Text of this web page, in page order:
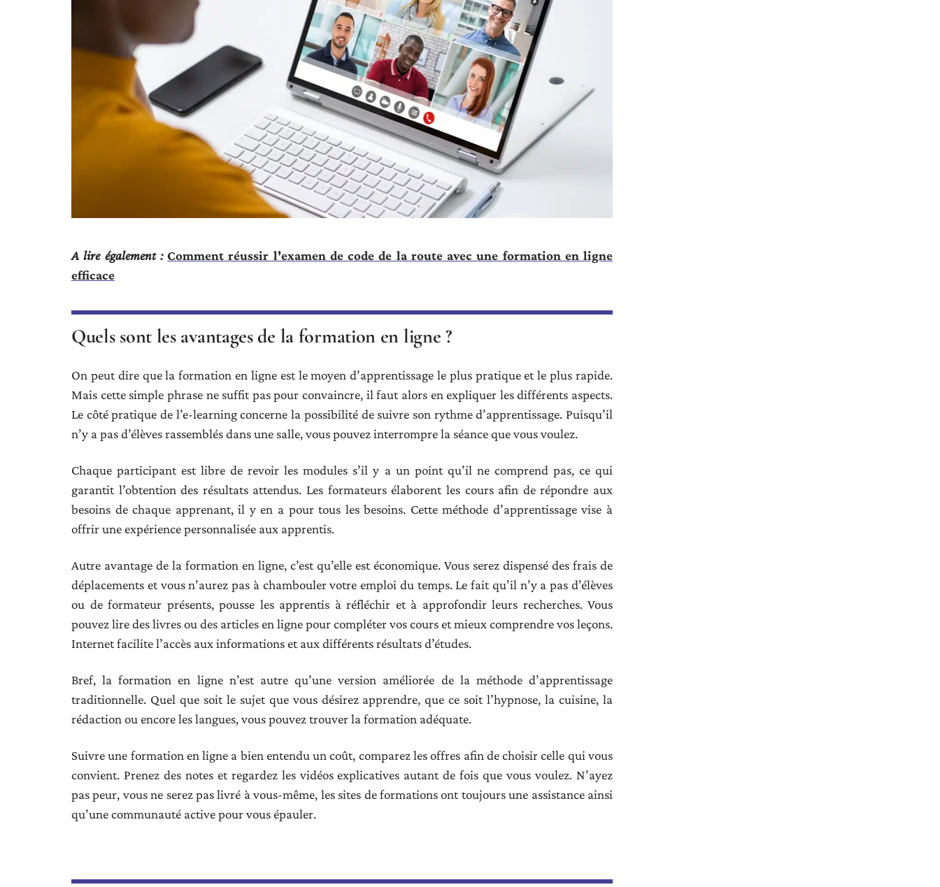
A lire également : Comment réussir l'examen de code de la route avec une formation en ligne
efficace
Quels sont les avantages de la formation en ligne ?
On peut dire que la formation en ligne est le moyen d’apprentissage le plus pratique et le plus rapide.
Mais cette simple phrase ne suffit pas pour convaincre, il faut alors en expliquer les différents aspects.
Le côté pratique de l’e-learning concerne la possibilité de suivre son rythme d’apprentissage. Puisqu’il
n’y a pas d’élèves rassemblés dans une salle, vous pouvez interrompre la séance que vous voulez.
Chaque participant est libre de revoir les modules s’il y a un point qu’il ne comprend pas, ce qui
garantit l’obtention des résultats attendus. Les formateurs élaborent les cours afin de répondre aux
besoins de chaque apprenant, il y en a pour tous les besoins. Cette méthode d’apprentissage vise à
offrir une expérience personnalisée aux apprentis.
Autre avantage de la formation en ligne, c’est qu’elle est économique. Vous serez dispensé des frais de
déplacements et vous n’aurez pas à chambouler votre emploi du temps. Le fait qu’il n’y a pas d’élèves
ou de formateur présents, pousse les apprentis à réfléchir et à approfondir leurs recherches. Vous
pouvez lire des livres ou des articles en ligne pour compléter vos cours et mieux comprendre vos leçons.
Internet facilite l’accès aux informations et aux différents résultats d’études.
Bref, la formation en ligne n’est autre qu’une version améliorée de la méthode d’apprentissage
traditionnelle. Quel que soit le sujet que vous désirez apprendre, que ce soit l’hypnose, la cuisine, la
rédaction ou encore les langues, vous pouvez trouver la formation adéquate.
Suivre une formation en ligne a bien entendu un coût, comparez les offres afin de choisir celle qui vous
convient. Prenez des notes et regardez les vidéos explicatives autant de fois que vous voulez. N’ayez
pas peur, vous ne serez pas livré à vous-même, les sites de formations ont toujours une assistance ainsi
qu’une communauté active pour vous épauler.